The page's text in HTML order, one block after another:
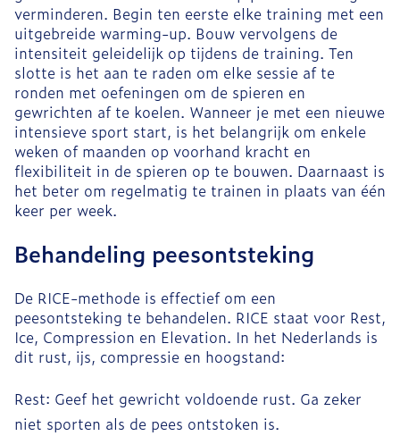
verminderen. Begin ten eerste elke training met een
uitgebreide warming-up. Bouw vervolgens de
intensiteit geleidelijk op tijdens de training. Ten
slotte is het aan te raden om elke sessie af te
ronden met oefeningen om de spieren en
gewrichten af te koelen. Wanneer je met een nieuwe
intensieve sport start, is het belangrijk om enkele
weken of maanden op voorhand kracht en
flexibiliteit in de spieren op te bouwen. Daarnaast is
het beter om regelmatig te trainen in plaats van één
keer per week.
Behandeling peesontsteking
De RICE-methode is effectief om een
peesontsteking te behandelen. RICE staat voor Rest,
Ice, Compression en Elevation. In het Nederlands is
dit rust, ijs, compressie en hoogstand:
Rest: Geef het gewricht voldoende rust. Ga zeker
niet sporten als de pees ontstoken is.